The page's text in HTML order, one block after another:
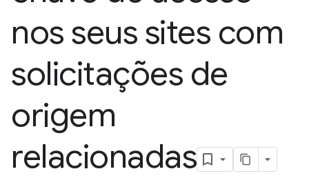
nos seus sites com
solicitações de
origem
relacionadas